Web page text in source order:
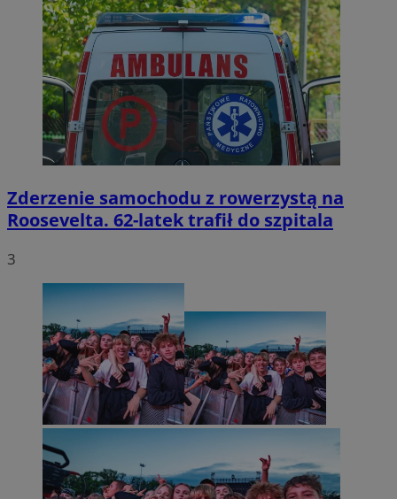
Zderzenie samochodu z rowerzystą na
Roosevelta. 62-latek trafił do szpitala
3